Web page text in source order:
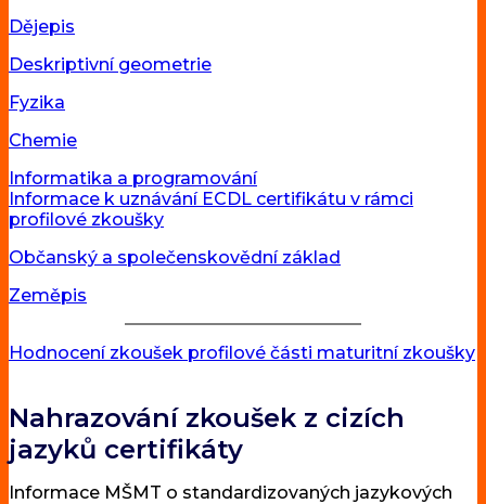
Dějepis
Deskriptivní geometrie
Fyzika
Chemie
Informatika a programování
Informace k uznávání ECDL certifikátu v rámci
profilové zkoušky
Občanský a společenskovědní základ
Zeměpis
Hodnocení zkoušek profilové části maturitní zkoušky
Nahrazování zkoušek z cizích
jazyků certifikáty
Informace MŠMT o standardizovaných jazykových